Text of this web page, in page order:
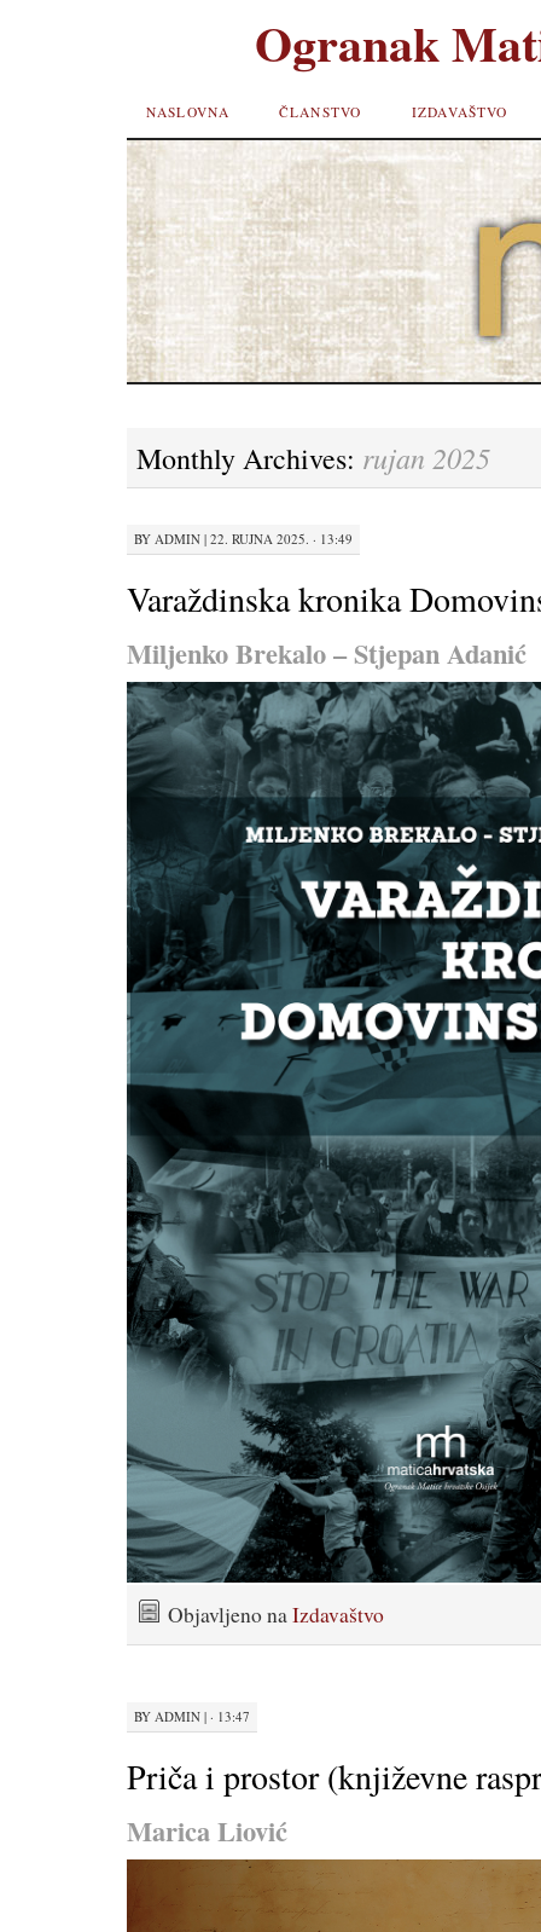
Ogranak
SKIP TO
CONTENT
NASLOVNA ČLANSTVO IZDAVAŠTVO
Monthly Archives: rujan 2025
BY ADMIN | 22. RUJNA 2025. · 13:49
Varaždinska kronika
Miljenko Brekalo – Stjepan Adanić
Objavljeno naIzdavaštvo
BY ADMIN | · 13:47
Priča i prostor (književne
Marica Liović